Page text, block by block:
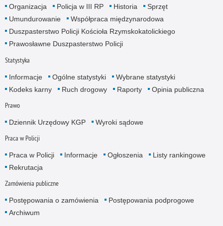
Organizacja
Policja w III RP Historia
Sprzęt
Umundurowanie
Współpraca międzynarodowa
Duszpasterstwo Policji Kościoła Rzymskokatolickiego
Prawosławne Duszpasterstwo Policji
Statystyka
Informacje Ogólne statystyki
Wybrane statystyki
Kodeks karny
Ruch drogowy Raporty Opinia publiczna
Prawo
Dziennik Urzędowy KGP Wyroki sądowe
Praca w Policji
Praca w Policji Informacje Ogłoszenia
Listy rankingowe
Rekrutacja
Zamówienia publiczne
Postępowania o zamówienia
Postępowania podprogowe
Archiwum